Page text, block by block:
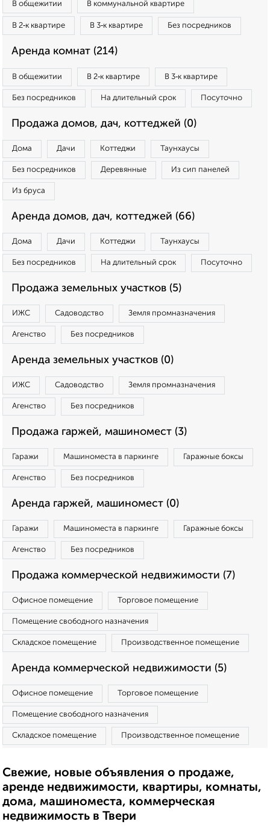
В общежитии В коммунальной квартире
В 2‑к квартире В 3‑к квартире Без посредников
Аренда комнат (214)
В общежитии В 2‑к квартире В 3‑к квартире
Без посредников На длительный срок Посуточно
Продажа домов, дач, коттеджей (0)
Дома Дачи Коттеджи Таунхаусы
Без посредников Деревянные Из сип панелей
Из бруса
Аренда домов, дач, коттеджей (66)
Дома Дачи Коттеджи Таунхаусы
Без посредников На длительный срок Посуточно
Продажа земельных участков (5)
ИЖС Садоводство Земля промназначения
Агенство Без посредников
Аренда земельных участков (0)
ИЖС Садоводство Земля промназначения
Агенство Без посредников
Продажа гаржей, машиномест (3)
Гаражи Машиноместа в паркинге Гаражные боксы
Агенство Без посредников
Аренда гаржей, машиномест (0)
Гаражи Машиноместа в паркинге Гаражные боксы
Агенство Без посредников
Продажа коммерческой недвижимости (7)
Офисное помещение Торговое помещение
Помещение свободного назначения
Складское помещение Производственное помещение
Аренда коммерческой недвижимости (5)
Офисное помещение Торговое помещение
Помещение свободного назначения
Складское помещение Производственное помещение
Свежие, новые объявления о продаже,
аренде недвижимости, квартиры, комнаты,
дома, машиноместа, коммерческая
недвижимость в Твери